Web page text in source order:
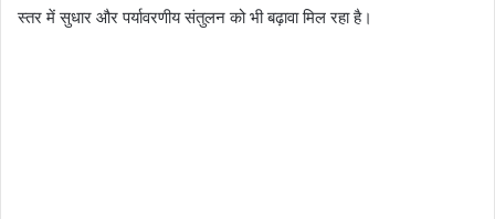
स्तर में सुधार और पर्यावरणीय संतुलन को भी बढ़ावा मिल रहा है।